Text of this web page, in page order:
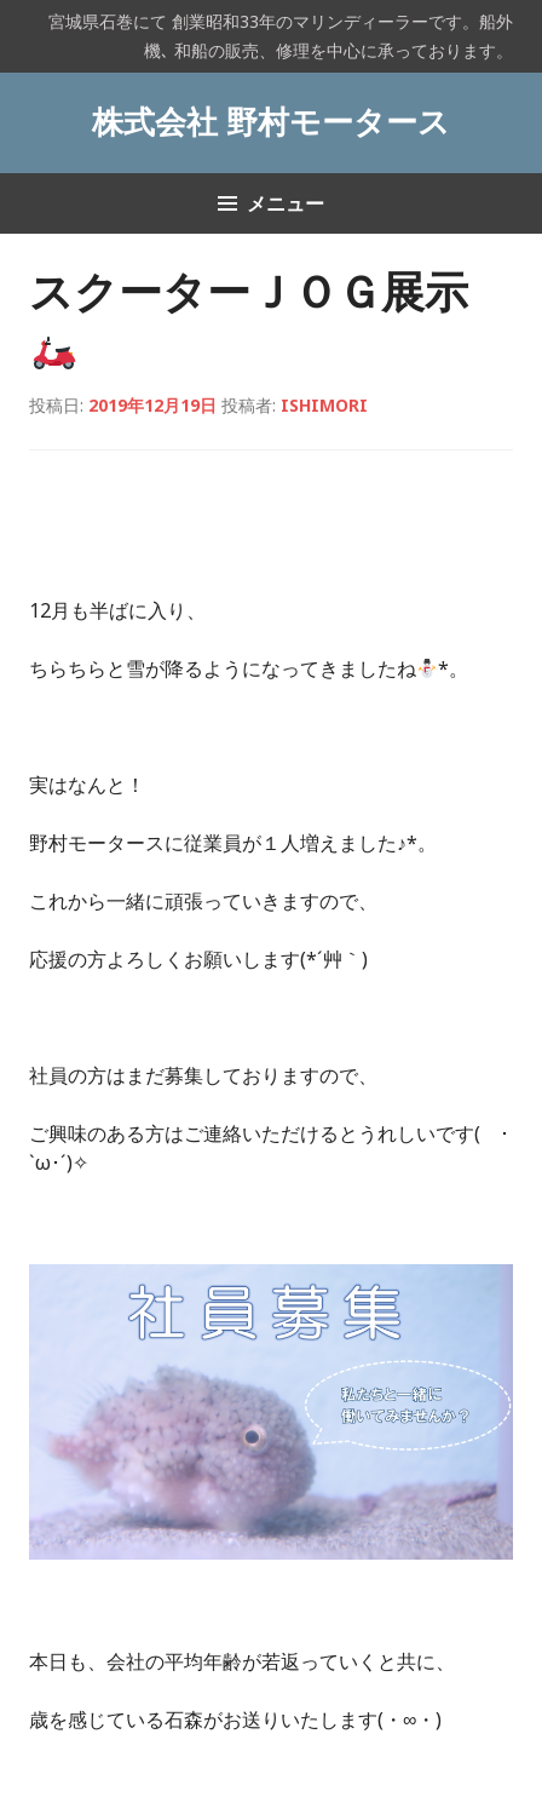
テ
宮城県石巻にて 創業昭和33年のマリンディーラーです。船外
機､ 和船の販売、修理を中心に承っております。
株式会社 野村モータース
メニュー
スクーターＪＯＧ展示
投稿日: 2019年12月19日 投稿者: ISHIMORI
12月も半ばに入り、
ちらちらと雪が降るようになってきましたね *。
実はなんと！
野村モータースに従業員が１人増えました♪*。
これから一緒に頑張っていきますので、
応援の方よろしくお願いします(*´艸｀)
社員の方はまだ募集しておりますので、
ご興味のある方はご連絡いただけるとうれしいです( ･
`ω･´)✧
本日も、会社の平均年齢が若返っていくと共に、
歳を感じている石森がお送りいたします(・∞・)